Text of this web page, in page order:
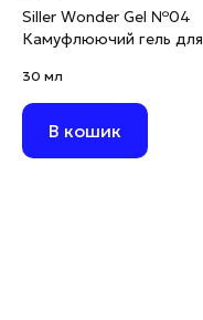
Siller Wonder Gel №04
Камуфлюючий гель для
бежевий, 30 мл
30 мл
В кошик